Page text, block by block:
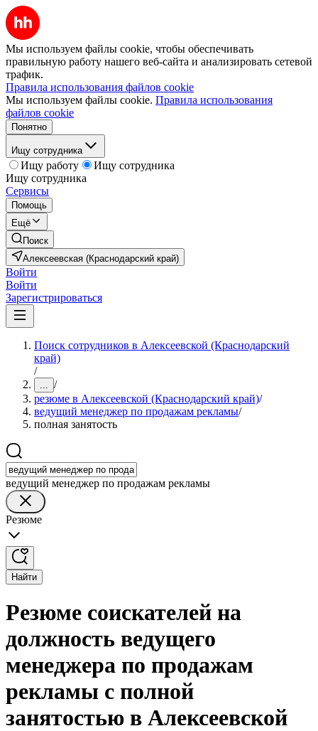
Мы используем файлы cookie, чтобы обеспечивать
правильную работу нашего веб-сайта и анализировать сетевой
трафик.
Правила использования файлов cookie
Мы используем файлы cookie. Правила использования
файлов cookie
Понятно
Ищу сотрудника
Ищу работу
Ищу сотрудника
Ищу сотрудника
Сервисы
Помощь
Ещё
Поиск
Алексеевская (Краснодарский край)
Войти
Войти
Зарегистрироваться
Поиск сотрудников в Алексеевской (Краснодарский
край)
/
... /
резюме в Алексеевской (Краснодарский край)/
ведущий менеджер по продажам рекламы/
полная занятость
ведущий менеджер по продажам рекламы
Резюме
Найти
Резюме соискателей на
должность ведущего
менеджера по продажам
рекламы с полной
занятостью в Алексеевской